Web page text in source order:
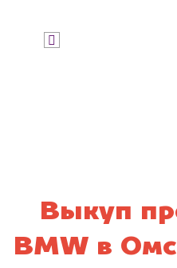
Выкуп
BMW в